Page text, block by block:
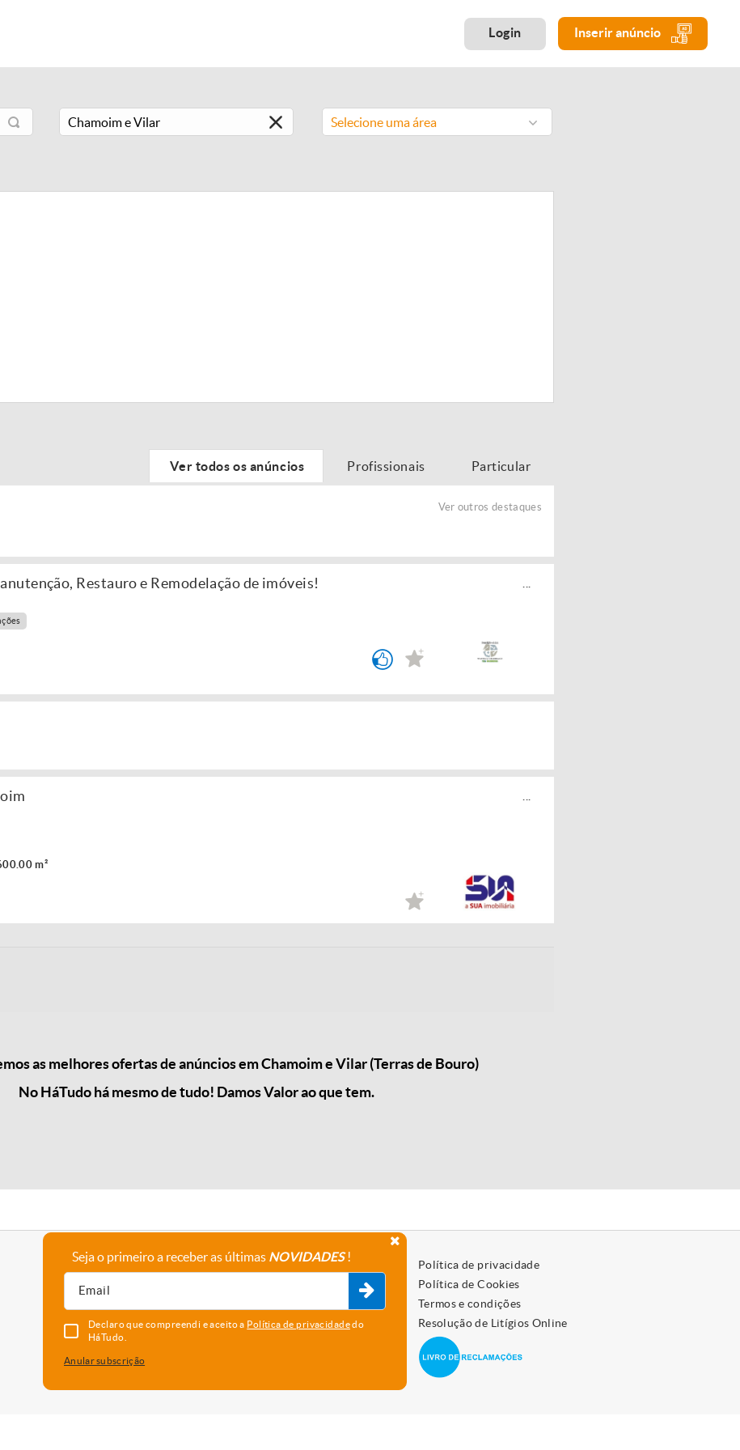
Login Inserir anúncio
Selecione uma área
Ver todos os anúncios Profissionais Particular
Ver outros destaques
Restauro e Remodelação de imóveis!
m²
as melhores ofertas de anúncios em Chamoim e Vilar (Terras de Bouro)
No HáTudo há mesmo de tudo! Damos Valor ao que tem.
A empresa
Parceiros
Política de privacidade
Política de Cookies
Termos e condições
Resolução de Litígios Online
Seja o primeiro a receber as últimas NOVIDADES!
Declaro que compreendi e aceito a Política de privacidadedo
HáTudo.
Anular subscrição